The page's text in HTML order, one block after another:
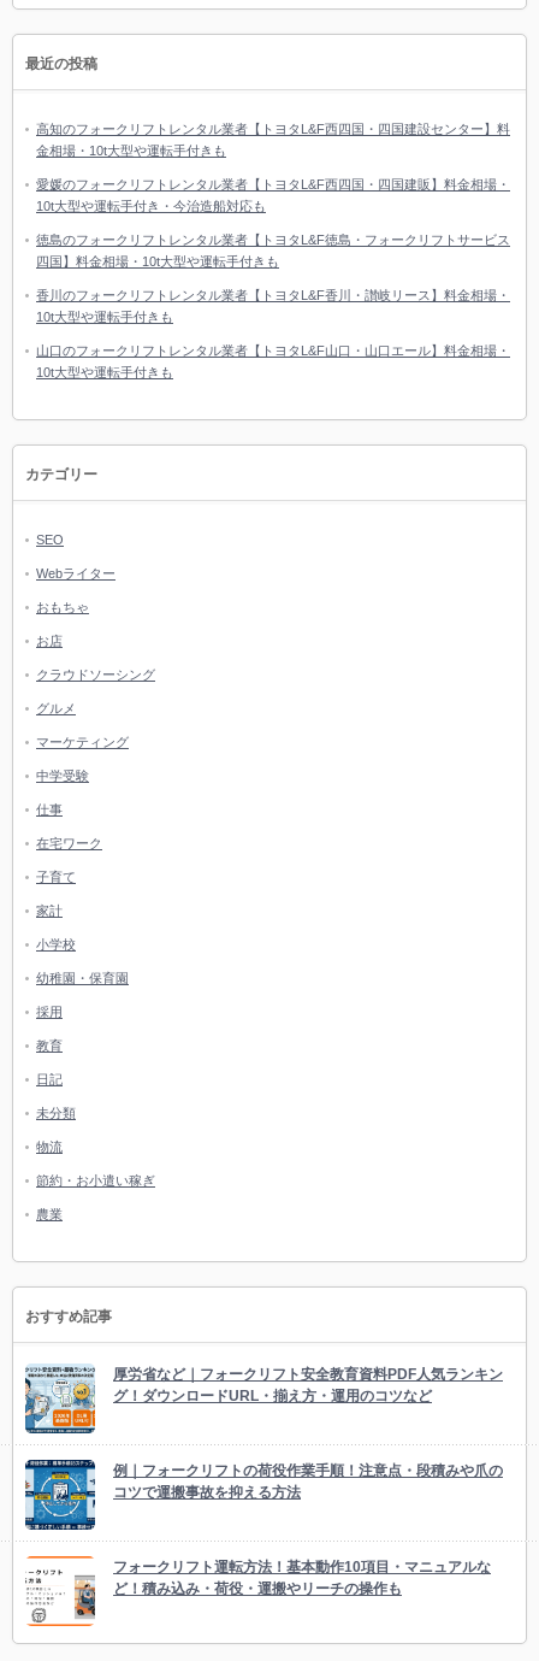
最近の投稿
高知のフォークリフトレンタル業者【トヨタL&F西四国・四国建設センター】料
金相場・10t大型や運転手付きも
愛媛のフォークリフトレンタル業者【トヨタL&F西四国・四国建販】料金相場・
10t大型や運転手付き・今治造船対応も
徳島のフォークリフトレンタル業者【トヨタL&F徳島・フォークリフトサービス
四国】料金相場・10t大型や運転手付きも
香川のフォークリフトレンタル業者【トヨタL&F香川・讃岐リース】料金相場・
10t大型や運転手付きも
山口のフォークリフトレンタル業者【トヨタL&F山口・山口エール】料金相場・
10t大型や運転手付きも
カテゴリー
SEO
Webライター
おもちゃ
お店
クラウドソーシング
グルメ
マーケティング
中学受験
仕事
在宅ワーク
子育て
家計
小学校
幼稚園・保育園
採用
教育
日記
未分類
物流
節約・お小遣い稼ぎ
農業
おすすめ記事
厚労省など｜フォークリフト安全教育資料PDF人気ランキン
グ！ダウンロードURL・揃え方・運用のコツなど
例｜フォークリフトの荷役作業手順！注意点・段積みや爪の
コツで運搬事故を抑える方法
フォークリフト運転方法！基本動作10項目・マニュアルな
ど！積み込み・荷役・運搬やリーチの操作も